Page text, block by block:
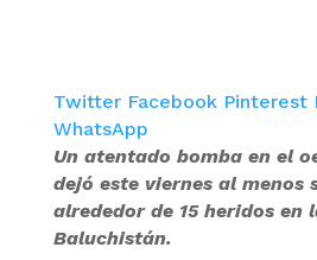
Twitter Facebook Pinterest
WhatsApp
Un atentado bomba en el
dejó este viernes al menos
alrededor de 15 heridos en
Baluchistán.